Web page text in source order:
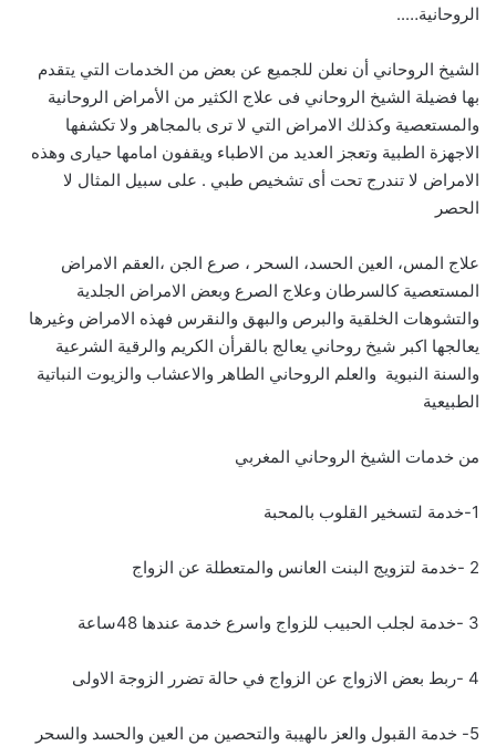
الروحانية…..
الشيخ الروحاني أن نعلن للجميع عن بعض من الخدمات التي يتقدم
بها فضيلة الشيخ الروحاني فى علاج الكثير من الأمراض الروحانية
والمستعصية وكذلك الامراض التي لا ترى بالمجاهر ولا تكشفها
الاجهزة الطبية وتعجز العديد من الاطباء ويقفون امامها حيارى وهذه
الامراض لا تندرج تحت أى تشخيص طبي . على سبيل المثال لا
الحصر
علاج المس، العين الحسد، السحر ، صرع الجن ،العقم الامراض
المستعصية كالسرطان وعلاج الصرع وبعض الامراض الجلدية
والتشوهات الخلقية والبرص والبهق والنقرس فهذه الامراض وغيرها
يعالجها اكبر شيخ روحاني يعالج بالقرأن الكريم والرقية الشرعية
والسنة النبوية والعلم الروحاني الطاهر والاعشاب والزيوت النباتية
الطبيعية
من خدمات الشيخ الروحاني المغربي
1-خدمة لتسخير القلوب بالمحبة
2 -خدمة لتزويج البنت العانس والمتعطلة عن الزواج
3 -خدمة لجلب الحبيب للزواج واسرع خدمة عندها 48ساعة
4 -ربط بعض الازواج عن الزواج في حالة تضرر الزوجة الاولى
5- خدمة القبول والعز ىالهيبة والتحصين من العين والحسد والسحر